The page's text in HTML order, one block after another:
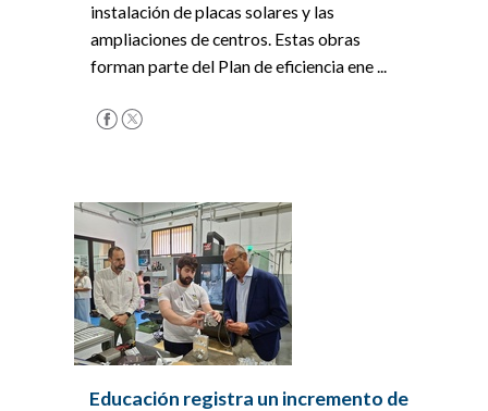
instalación de placas solares y las
ampliaciones de centros. Estas obras
forman parte del Plan de eficiencia ene ...
Educación registra un incremento de